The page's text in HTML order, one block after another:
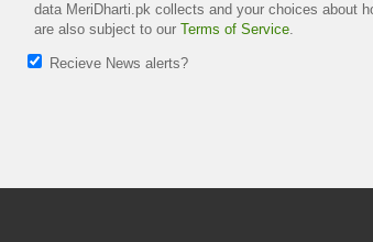
data MeriDharti.pk collects and your choices about
are also subject to ourTerms of Service.
Recieve News alerts?